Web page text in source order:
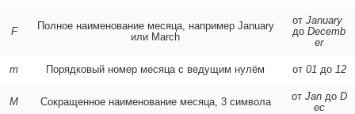
F
Полное наименование месяца, например January
или March
от January
до Decemb
er
m Порядковый номер месяца с ведущим нулём от 01 до 12
M Сокращенное наименование месяца, 3 символа от Jan до D
ec